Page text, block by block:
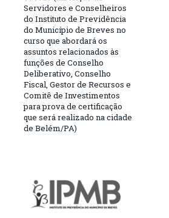
Servidores e Conselheiros
do Instituto de Previdência
do Município de Breves no
curso que abordará os
assuntos relacionados às
funções de Conselho
Deliberativo, Conselho
Fiscal, Gestor de Recursos e
Comitê de Investimentos
para prova de certificação
que será realizado na cidade
de Belém/PA)